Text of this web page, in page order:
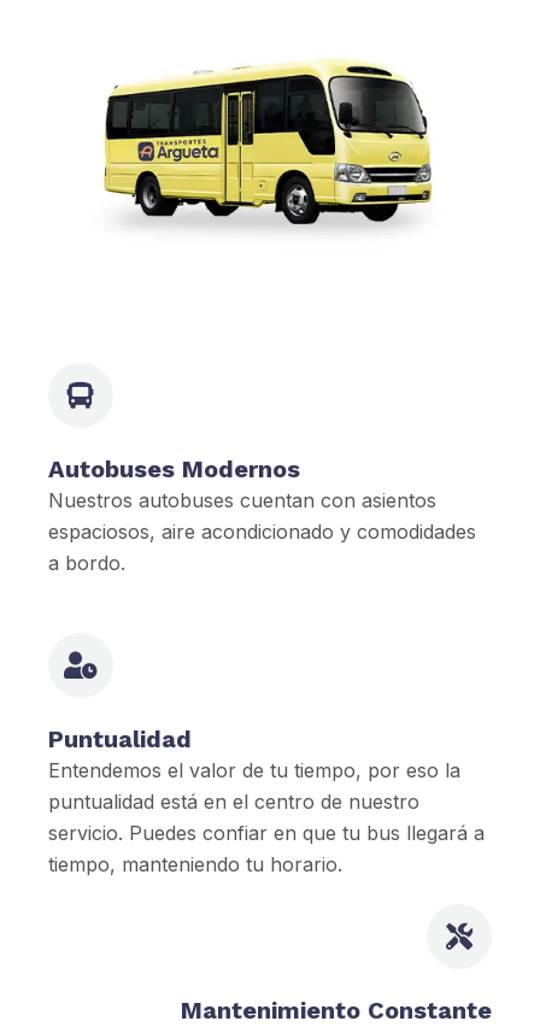
Autobuses Modernos
Nuestros autobuses cuentan con asientos
espaciosos, aire acondicionado y comodidades
a bordo.
Puntualidad
Entendemos el valor de tu tiempo, por eso la
puntualidad está en el centro de nuestro
servicio. Puedes confiar en que tu bus llegará a
tiempo, manteniendo tu horario.
Mantenimiento Constante